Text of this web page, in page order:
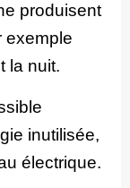
produisent
exemple
la nuit.
inutilisée,
électrique.